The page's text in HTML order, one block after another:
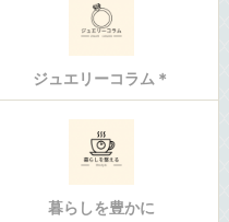
ジュエリーコラム＊
暮らしを豊かに